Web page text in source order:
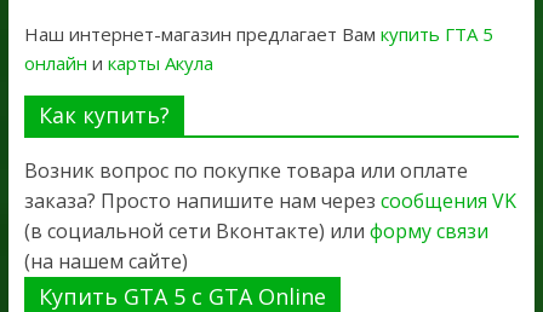
Наш интернет-магазин предлагает Вам купить ГТА 5
онлайн и карты Акула
Как купить?
Возник вопрос по покупке товара или оплате
заказа? Просто напишите нам через сообщения VK
(в социальной сети Вконтакте) или форму связи
(на нашем сайте)
Купить GTA 5 с GTA Online